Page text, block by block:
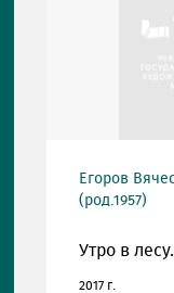
Егоров
(род.1957)
Утро в лесу.
2017 г.